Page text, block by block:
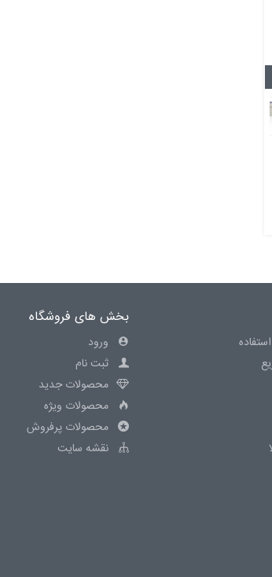
بخش های فروشگاه
ورود
ثبت نام
محصولات جدید
محصولات ویژه
محصولات پرفروش
نقشه سایت